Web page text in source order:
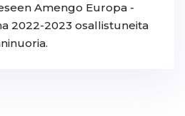
Amengo Europa -
2022-2023 osallistuneita